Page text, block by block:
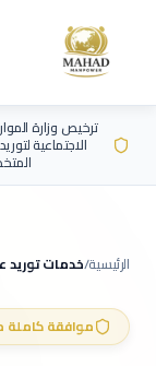
ترخيص وزارة
الاجتماعية
الرئيسية/خدمات توريد
موافقة كاملة